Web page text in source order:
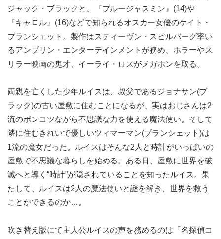
ジャック・ブラックと、『ブルージャスミン』(14)や
『キャロル』(16)などで知られるオスカー女優のケイト・
ブランシェット。製作はスティーヴン・スピルバーグ率い
るアンブリン・エンターテインメントが務め、ホラーやス
リラー映画の鬼才、イーライ・ロスがメガホンを取る。
両親を亡くした少年ルイスは、叔父であるジョナサン(ブ
ラック)の古い屋敷に住むことになるが、実はおじさんは2
流のポンコツながら不思議な力を使える魔法使い。そして
隣に住むきれいで優しいツィマーマン(ブランシェット)は
1流の魔女だった。ルイスはそんな2人と時計がいっぱいの
屋敷で不思議な暮らしを始める。ある日、屋敷に世界を破
滅へと導く“時計”が隠されていることを知ったルイス。果
たして、ルイスは2人の魔法使いと謎を解き、世界を救う
ことができるのか…。
吹き替え版にて主人公ルイスの声を務めるのは「名探偵コ